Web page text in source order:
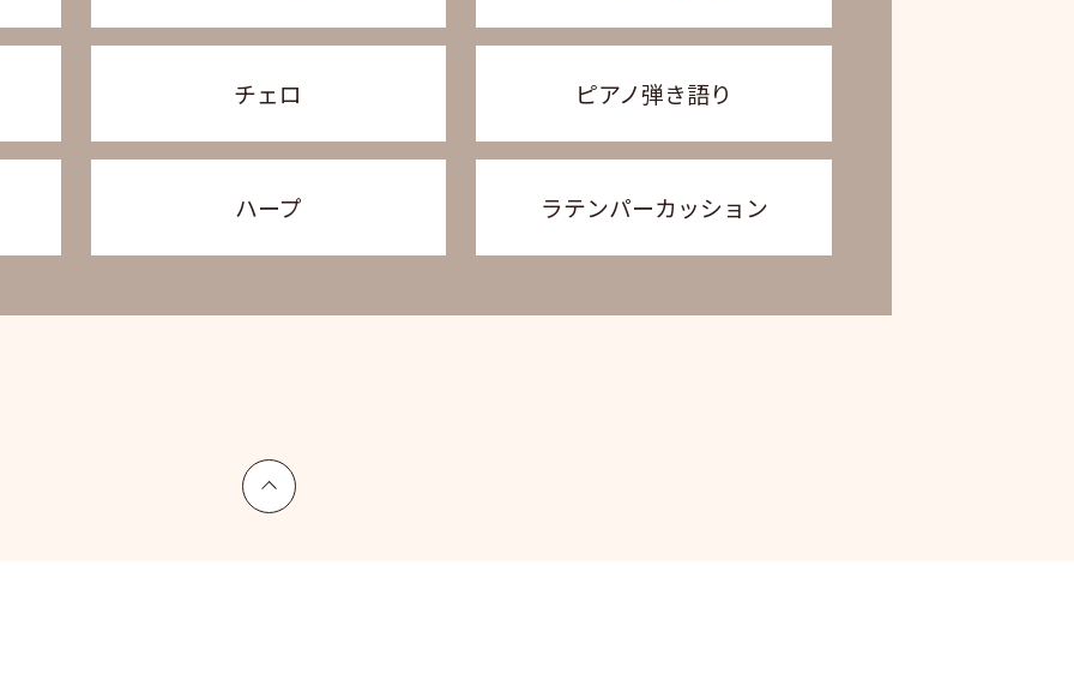
チェロ ピアノ弾き語り
ハープ ラテンパーカッション
上へ戻る